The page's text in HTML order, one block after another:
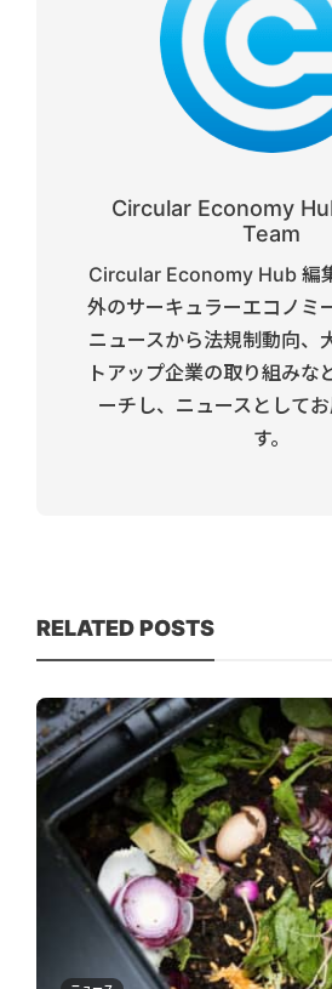
Circular Economy
Team
Circular Economy Hub 編
外のサーキュラーエコノミ
ニュースから法規制動向、
トアップ企業の取り組みな
ーチし、ニュースとして
す。
RELATED POSTS